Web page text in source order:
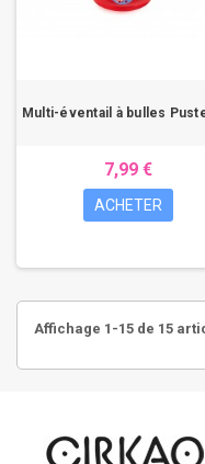
Multi-éventail à bulles
7,99 €
ACHETER
Affichage 1-15 de 15